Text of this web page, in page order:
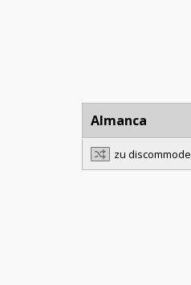
Almanca
zu discommode